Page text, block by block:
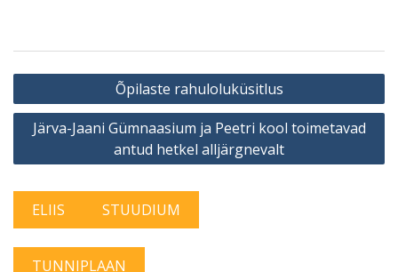
Navigeerimine
Õpilaste rahuloluküsitlus
Järva-Jaani Gümnaasium ja Peetri kool toimetavad
antud hetkel alljärgnevalt
ELIIS STUUDIUM
TUNNIPLAAN